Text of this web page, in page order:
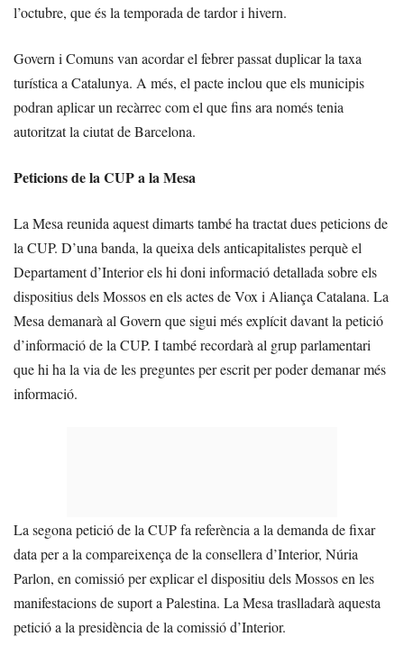
l’octubre, que és la temporada de tardor i hivern.
Govern i Comuns van acordar el febrer passat duplicar la taxa
turística a Catalunya. A més, el pacte inclou que els municipis
podran aplicar un recàrrec com el que fins ara només tenia
autoritzat la ciutat de Barcelona.
Peticions de la CUP a la Mesa
La Mesa reunida aquest dimarts també ha tractat dues peticions de
la CUP. D’una banda, la queixa dels anticapitalistes perquè el
Departament d’Interior els hi doni informació detallada sobre els
dispositius dels Mossos en els actes de Vox i Aliança Catalana. La
Mesa demanarà al Govern que sigui més explícit davant la petició
d’informació de la CUP. I també recordarà al grup parlamentari
que hi ha la via de les preguntes per escrit per poder demanar més
informació.
La segona petició de la CUP fa referència a la demanda de fixar
data per a la compareixença de la consellera d’Interior, Núria
Parlon, en comissió per explicar el dispositiu dels Mossos en les
manifestacions de suport a Palestina. La Mesa traslladarà aquesta
petició a la presidència de la comissió d’Interior.